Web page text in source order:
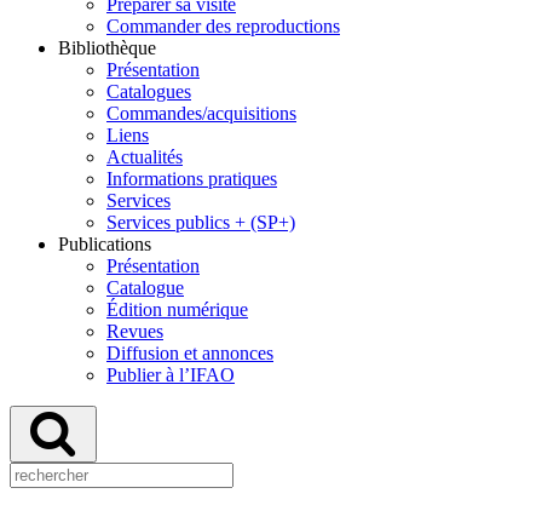
Commander des reproductions
Bibliothèque
Présentation
Catalogues
Commandes/acquisitions
Liens
Actualités
Informations pratiques
Services
Services publics + (SP+)
Publications
Présentation
Catalogue
Édition numérique
Revues
Diffusion et annonces
Publier à l’IFAO